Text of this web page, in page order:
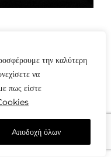
την καλύτερη
να
πως είστε
Aποδοχή όλων
Μωραΐτης